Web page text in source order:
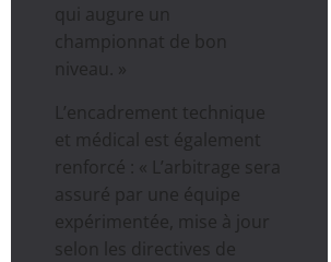
qui augure un
championnat de bon
niveau. »
L’encadrement technique
et médical est également
renforcé : « L’arbitrage sera
assuré par une équipe
expérimentée, mise à jour
selon les directives de